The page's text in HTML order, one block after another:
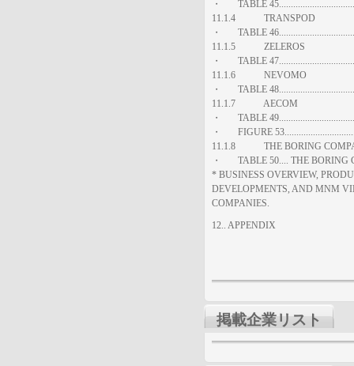
・ TABLE
11.1.4 TRANSPOD
・ TABLE
11.1.5 ZELEROS
・ TABLE
11.1.6 NEVOMO
・ TABLE
11.1.7 AECOM
・ TABLE
・ FIGURE
11.1.8 THE BORING
・ TABLE 50.... THE BORING
* BUSINESS OVERVIEW,
DEVELOPMENTS, AND MNM
COMPANIES.
12.. APPENDIX
掲載企業リスト